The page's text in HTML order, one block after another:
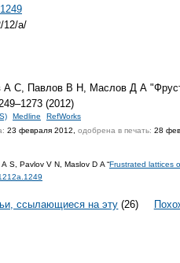
12/a/
С, Павлов В Н, Маслов Д А
(2012)
Medline
RefWorks
23 февраля 2012, одобрена в печать: 28
S, Pavlov V N, Maslov D A “Frustrated lattices
ссылающиеся на эту (26)